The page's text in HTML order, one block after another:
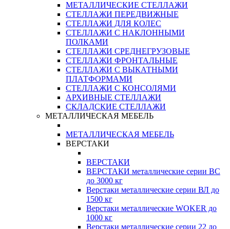
МЕТАЛЛИЧЕСКИЕ СТЕЛЛАЖИ
СТЕЛЛАЖИ ПЕРЕДВИЖНЫЕ
СТЕЛЛАЖИ ДЛЯ КОЛЕС
СТЕЛЛАЖИ С НАКЛОННЫМИ
ПОЛКАМИ
СТЕЛЛАЖИ СРЕДНЕГРУЗОВЫЕ
СТЕЛЛАЖИ ФРОНТАЛЬНЫЕ
СТЕЛЛАЖИ С ВЫКАТНЫМИ
ПЛАТФОРМАМИ
СТЕЛЛАЖИ С КОНСОЛЯМИ
АРХИВНЫЕ СТЕЛЛАЖИ
СКЛАДСКИЕ СТЕЛЛАЖИ
МЕТАЛЛИЧЕСКАЯ МЕБЕЛЬ
МЕТАЛЛИЧЕСКАЯ МЕБЕЛЬ
ВЕРСТАКИ
ВЕРСТАКИ
ВЕРСТАКИ металлические серии ВС
до 3000 кг
Верстаки металлические серии ВЛ до
1500 кг
Верстаки металлические WOKER до
1000 кг
Верстаки металлические серии 22 до